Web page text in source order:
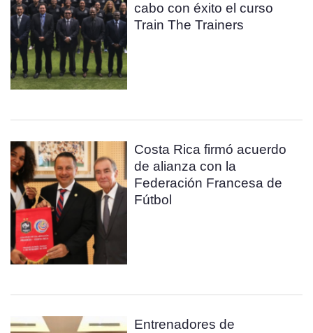
cabo con éxito el curso
Train The Trainers
Costa Rica firmó acuerdo
de alianza con la
Federación Francesa de
Fútbol
Entrenadores de